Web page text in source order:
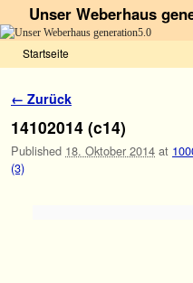
Unser Weberhaus
Startseite
Bilder-Navigation
← Zurück
14102014 (c14)
Published 18. Oktober 2014 at
(3)